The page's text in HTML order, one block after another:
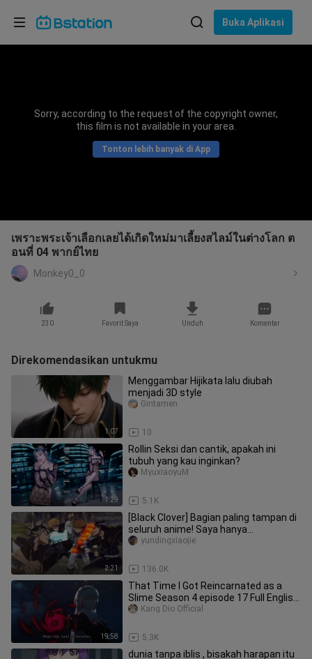
Buka Aplikasi
Sorry, according to the request of the copyright owner,
this film is not available in your area.
Tonton lebih banyak di App
เพราะพระเจ้าเลือกเลยได้เกิดใหม่มาเลี้ยงสไลม์ในต่างโลก ต
อนที่ 04 พากย์ไทย
Monkey0_0
230 Favorit Saya Unduh Komentar
Direkomendasikan untukmu
1:07
Menggambar Hijikata lalu diubah
menjadi 3D style
10
Gintamen
1:29
Rollin Seksi dan cantik, apakah ini
tubuh yang kau inginkan?
5.1K
MyuxiaoyuM
2:21
[Black Clover] Bagian paling tampan di
seluruh anime! Saya hanya
menontonnya N kali!
136.0K
yundingxiaojie
19:58
That Time I Got Reincarnated as a
Slime Season 4 episode 17 Full English
Sub
5.3K
Kang Dio Official
dunia tanpa iblis , bisakah harapan itu
Pilih bahasa
Bahasa Indonesia